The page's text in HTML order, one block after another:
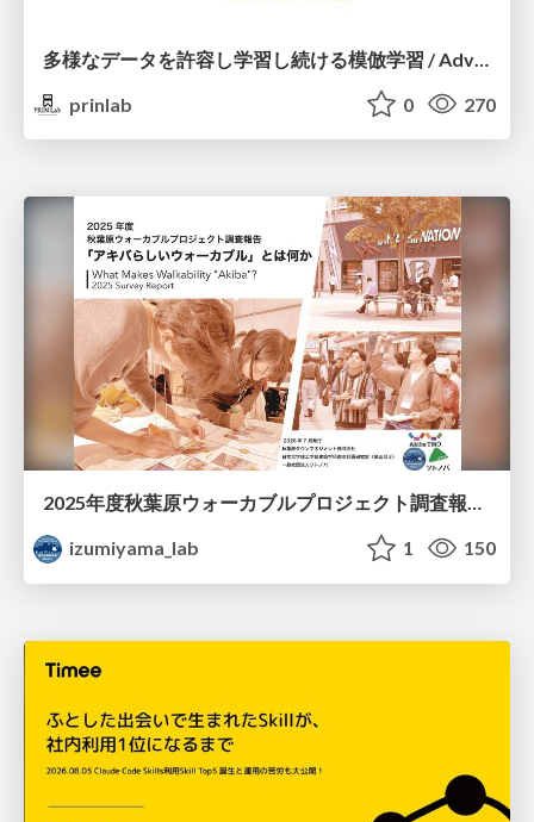
prinlab
0 270
2025年度秋葉原ウォーカブルプロジェクト調査報告 「アキバらしいウォーカブル」とは何か
izumiyama_lab
1 150